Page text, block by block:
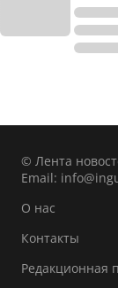
© Лента
Email:
О нас
Контакты
Редакционная